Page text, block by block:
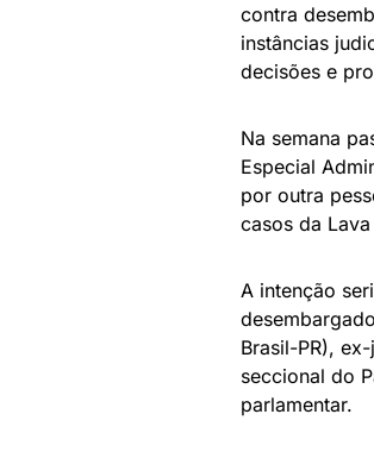
contra
instâncias
decisões e
Na semana
Especial
por outra
casos da
A intenção
Brasil-PR),
seccional do
parlamentar.